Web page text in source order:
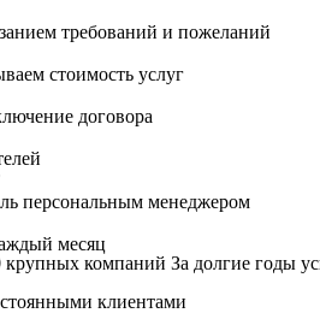
требований и пожеланий
стоимость услуг
договора
персональным менеджером
месяц
крупных компаний За долгие годы
клиентами